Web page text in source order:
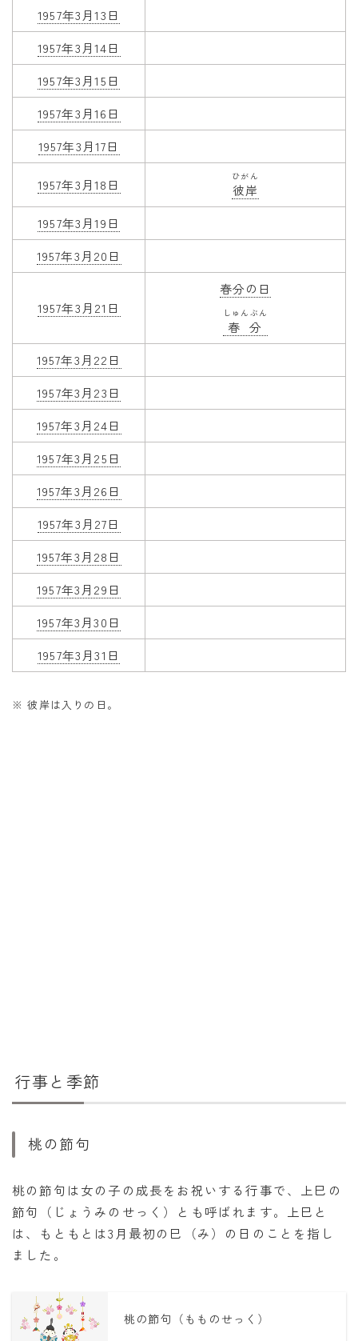
1957年3月13日
1957年3月14日
1957年3月15日
1957年3月16日
1957年3月17日
1957年3月18日 彼岸
ひがん
1957年3月19日
1957年3月20日
1957年3月21日
春分の日
春分
しゅんぶん
1957年3月22日
1957年3月23日
1957年3月24日
1957年3月25日
1957年3月26日
1957年3月27日
1957年3月28日
1957年3月29日
1957年3月30日
1957年3月31日
※ 彼岸は入りの日。
行事と季節
桃の節句
桃の節句は女の子の成長をお祝いする行事で、上巳の
節句（じょうみのせっく）とも呼ばれます。上巳と
は、もともとは3月最初の巳（み）の日のことを指し
ました。
桃の節句（もものせっく）